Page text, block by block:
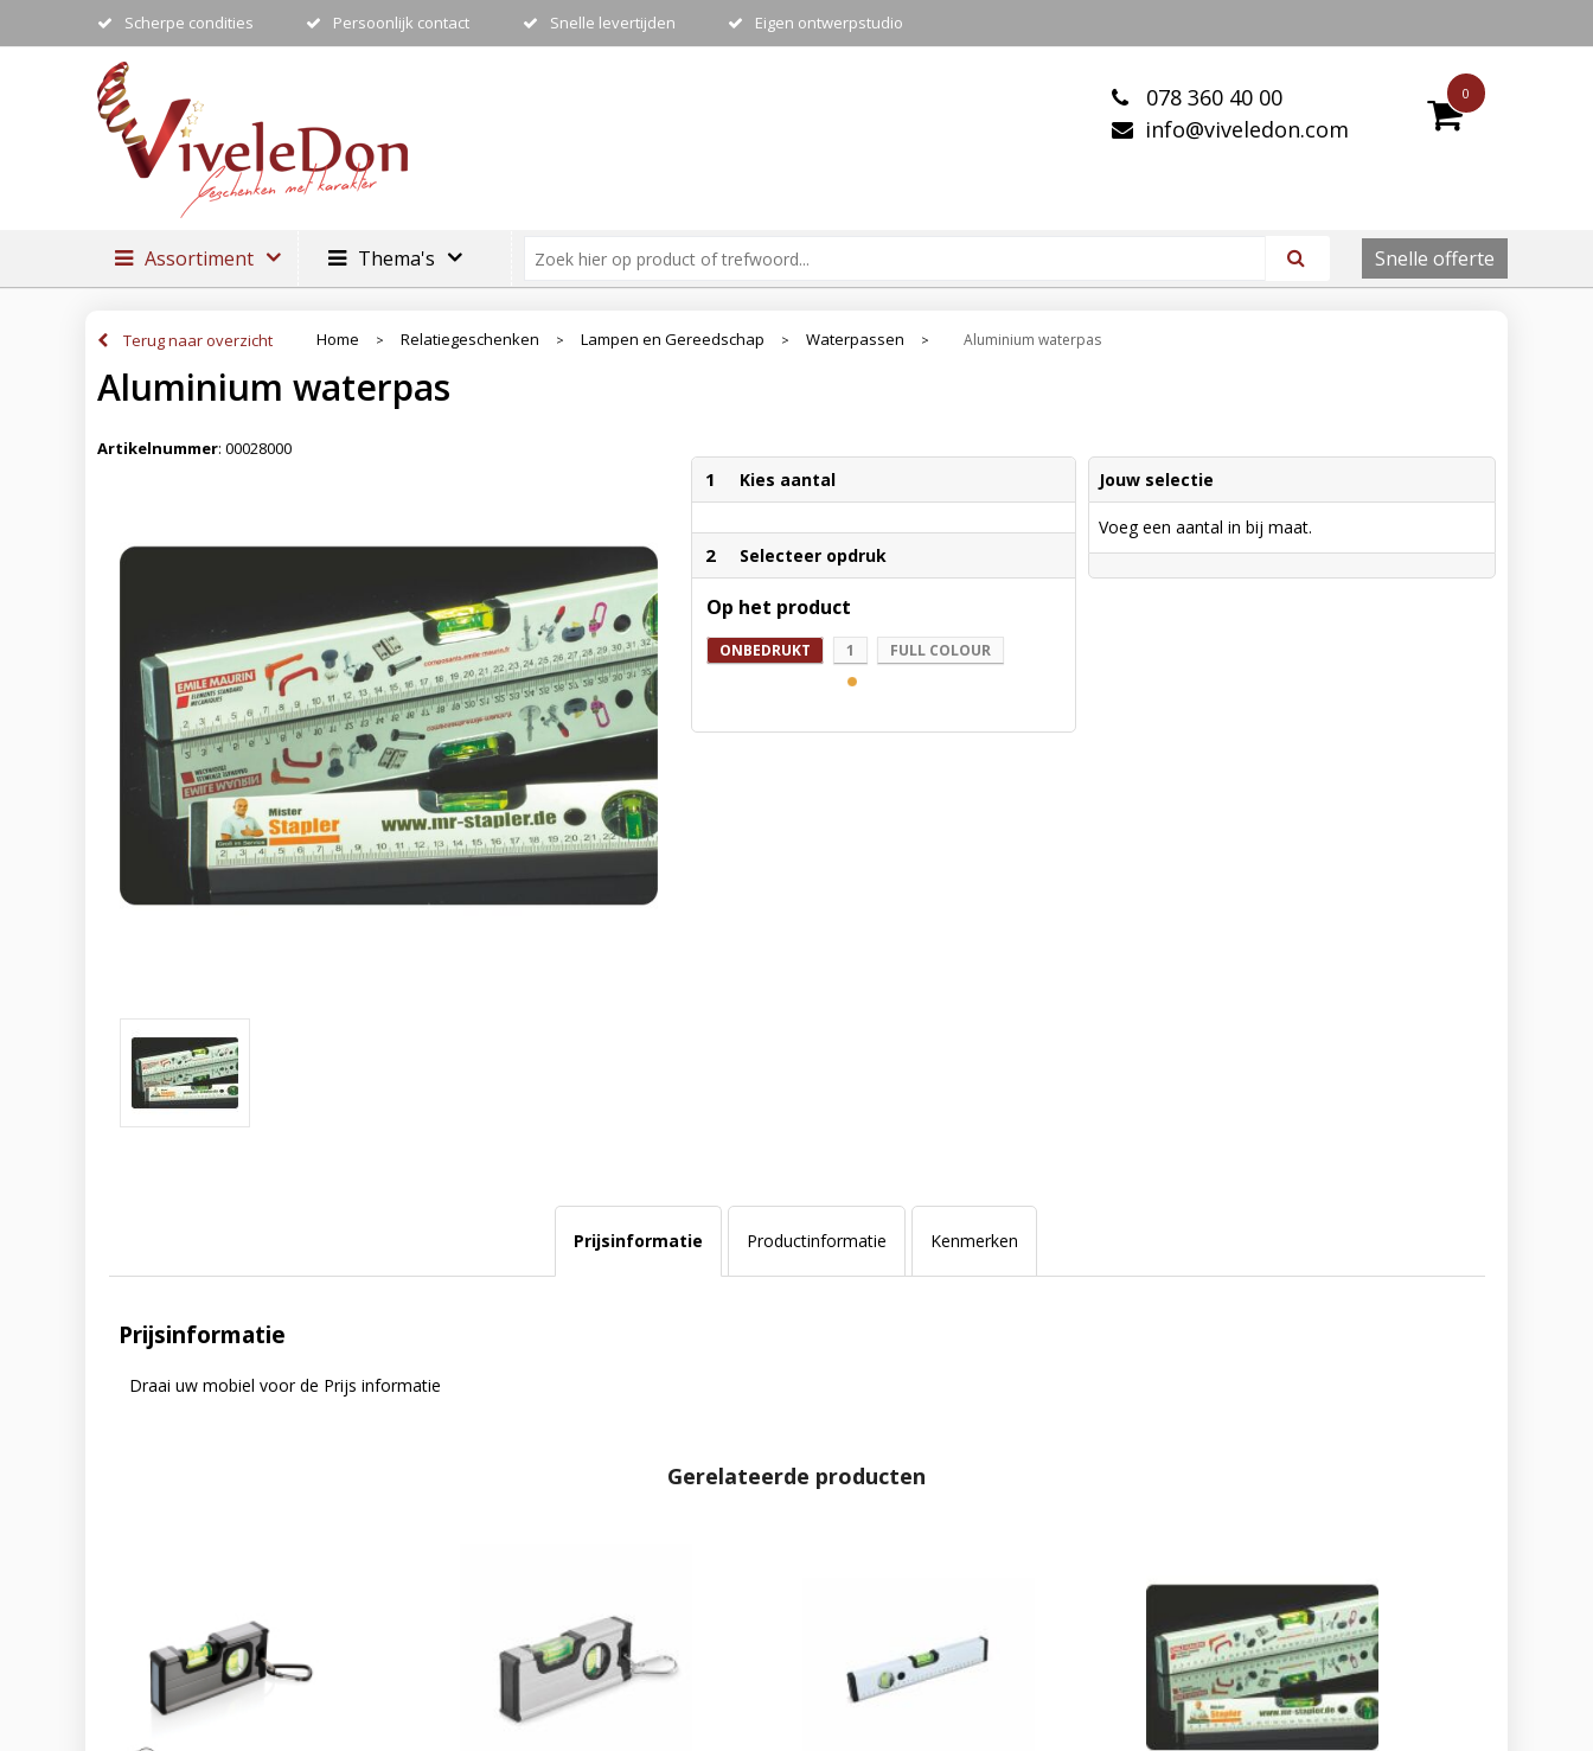
Scherpe condities Persoonlijk contact Snelle levertijden Eigen ontwerpstudio
0
078 360 40 00
info@viveledon.com
Assortiment Thema's Snelle offerte
Terug naar overzicht Home > Relatiegeschenken > Lampen en Gereedschap > Waterpassen > Aluminium waterpas
Aluminium waterpas
Artikelnummer: 00028000
1 Kies aantal
2 Selecteer opdruk
Op het product
ONBEDRUKT 1 FULL COLOUR
Jouw selectie
Voeg een aantal in bij maat.
Prijsinformatie Productinformatie Kenmerken
Prijsinformatie
Draai uw mobiel voor de Prijs informatie
Gerelateerde producten